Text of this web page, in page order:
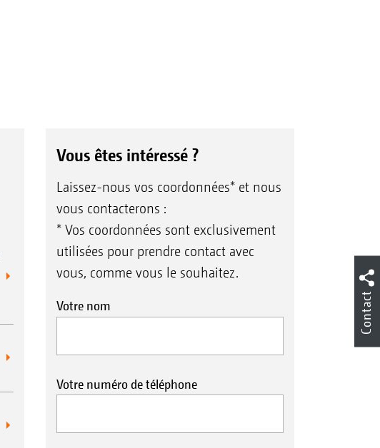
Vous êtes intéressé ?
Laissez-nous vos coordonnées* et nous
vous contacterons :
* Vos coordonnées sont exclusivement
utilisées pour prendre contact avec
vous, comme vous le souhaitez.
Votre nom
Votre numéro de téléphone
Contact